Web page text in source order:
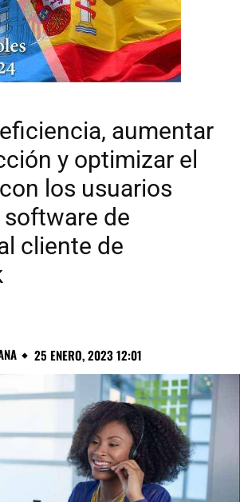
aumentar
y optimizar el
los usuarios
de
cliente de
25 ENERO, 2023 12:01